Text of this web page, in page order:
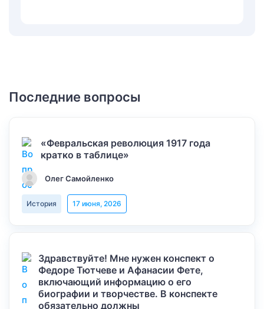
Последние вопросы
«Февральская революция 1917 года
кратко в таблице»
Олег Самойленко
История 17 июня, 2026
Здравствуйте! Мне нужен конспект о
Федоре Тютчеве и Афанасии Фете,
включающий информацию о его
биографии и творчестве. В конспекте
обязательно должны